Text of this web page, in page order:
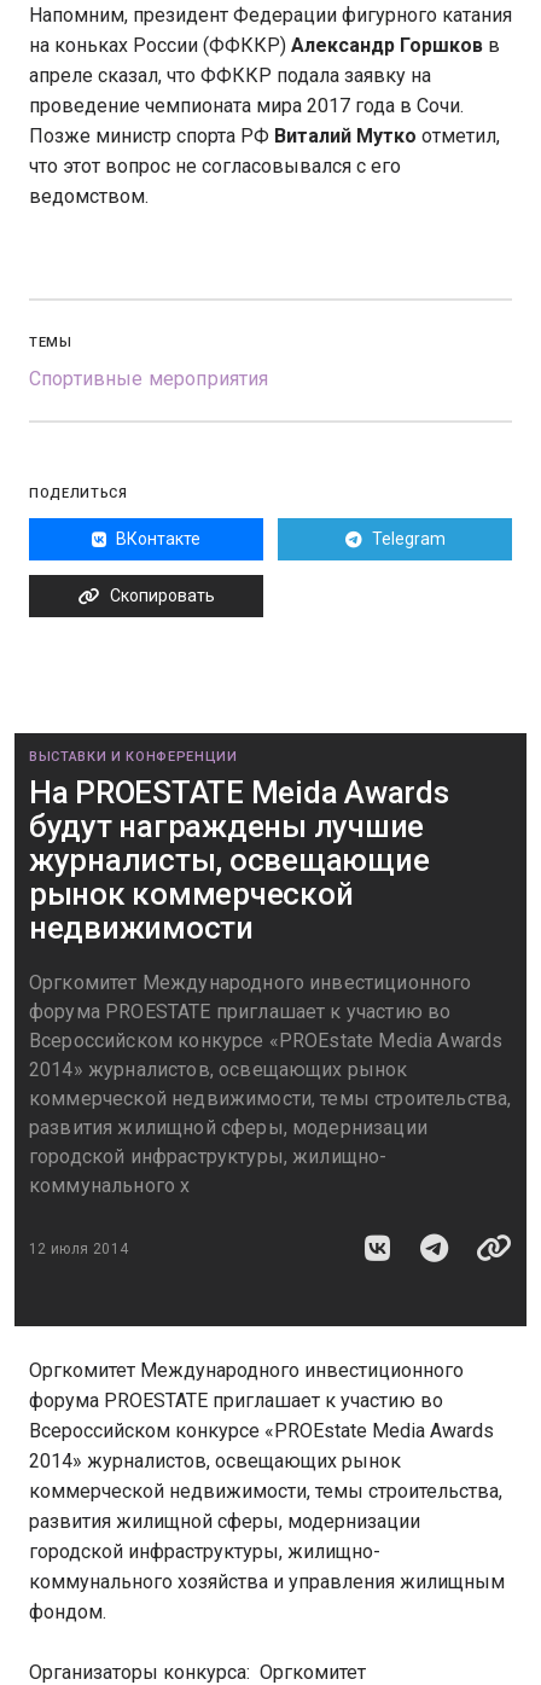
Напомним, президент Федерации фигурного катания
на коньках России (ФФККР) Александр Горшков в
апреле сказал, что ФФККР подала заявку на
проведение чемпионата мира 2017 года в Сочи.
Позже министр спорта РФ Виталий Мутко отметил,
что этот вопрос не согласовывался с его
ведомством.
ТЕМЫ
Спортивные мероприятия
ПОДЕЛИТЬСЯ
ВКонтакте Telegram
Скопировать
ВЫСТАВКИ И КОНФЕРЕНЦИИ
На PROESTATE Meida Awards
будут награждены лучшие
журналисты, освещающие
рынок коммерческой
недвижимости
Оргкомитет Международного инвестиционного
форума PROESTATE приглашает к участию во
Всероссийском конкурсе «PROEstate Media Awards
2014» журналистов, освещающих рынок
коммерческой недвижимости, темы строительства,
развития жилищной сферы, модернизации
городской инфраструктуры, жилищно-
коммунального х
12 июля 2014
Оргкомитет Международного инвестиционного
форума PROESTATE приглашает к участию во
Всероссийском конкурсе «PROEstate Media Awards
2014» журналистов, освещающих рынок
коммерческой недвижимости, темы строительства,
развития жилищной сферы, модернизации
городской инфраструктуры, жилищно-
коммунального хозяйства и управления жилищным
фондом.
Организаторы конкурса: Оргкомитет